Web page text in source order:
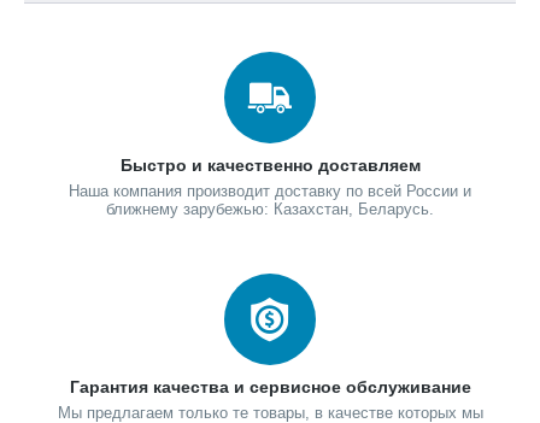
Быстро и качественно доставляем
Наша компания производит доставку по всей России и
ближнему зарубежью: Казахстан, Беларусь.
Гарантия качества и сервисное обслуживание
Мы предлагаем только те товары, в качестве которых мы